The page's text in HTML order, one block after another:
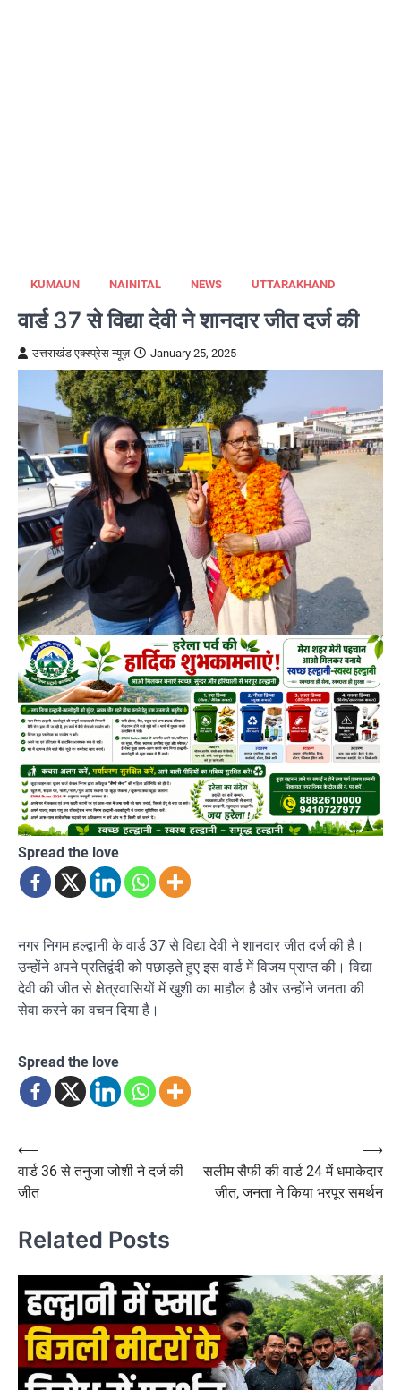
KUMAUN NAINITAL NEWS UTTARAKHAND
वार्ड 37 से विद्या देवी ने शानदार जीत दर्ज की
उत्तराखंड एक्स्प्रेस न्यूज़ January 25, 2025
Spread the love
नगर निगम हल्द्वानी के वार्ड 37 से विद्या देवी ने शानदार जीत दर्ज की है।
उन्होंने अपने प्रतिद्वंदी को पछाड़ते हुए इस वार्ड में विजय प्राप्त की। विद्या
देवी की जीत से क्षेत्रवासियों में खुशी का माहौल है और उन्होंने जनता की
सेवा करने का वचन दिया है।
Spread the love
Post
navigation
⟵
वार्ड 36 से तनुजा जोशी ने दर्ज की
जीत
सलीम सैफी की वार्ड 24 में धमाकेदार
जीत, जनता ने किया भरपूर समर्थन
⟶
Related Posts